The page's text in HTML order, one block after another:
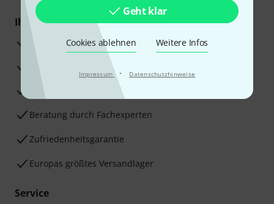
Geht klar
Cookies ablehnen Weitere Infos
Impressum · Datenschutzhinweise
Ihre Vorteile
3 Jahre Thomann Garantie
30 Tage Money-Back-Garantie
Beratung durch Fachexperten
Zufriedenheitsgarantie
Europas größtes Versandlager
Service